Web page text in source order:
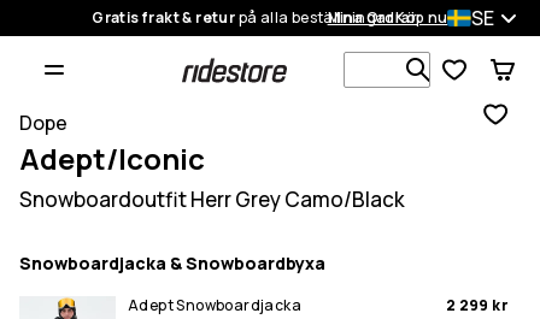
Gratis frakt & returpå alla beställningarKöp nu
Mina Ordrar SE
Sök bland
Dope
Adept/Iconic
Snowboardoutfit Herr Grey Camo/Black
Snowboardjacka & Snowboardbyxa
Adept Snowboardjacka
2 299 kr